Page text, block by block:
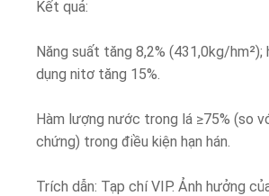
Kết quả:
Năng suất tăng 8,2% (431,0kg/hm²);
dụng nitơ tăng 15%.
Hàm lượng nước trong lá ≥75% (so
chứng) trong điều kiện hạn hán.
Trích dẫn: Tạp chí VIP. Ảnh hưởng